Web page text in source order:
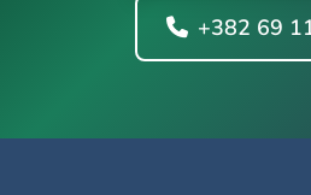
+382 69